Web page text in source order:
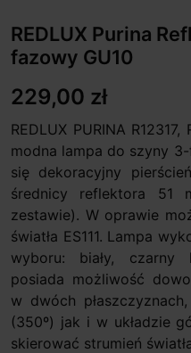
REDLUX Purina
fazowy GU10
229,00 zł
REDLUX PURINA
modna lampa do szyny
się dekoracyjny
średnicy reflektora
zestawie). W oprawie
światła ES111. Lampa
wyboru: biały, czarny
posiada możliwość
w dwóch
(350º) jak i w układzie
skierować strumień